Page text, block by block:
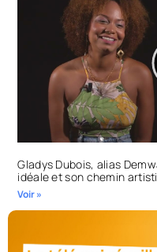
Gladys Dubois, alias
idéale et son chemin
Voir »